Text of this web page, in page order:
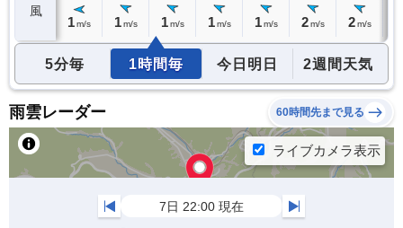
風
1 m/s 1 m/s 1 m/s 1 m/s 1 m/s 2 m/s 2 m/s
5分毎 1時間毎 今日明日 2週間天気
雨雲レーダー 60時間先まで見る